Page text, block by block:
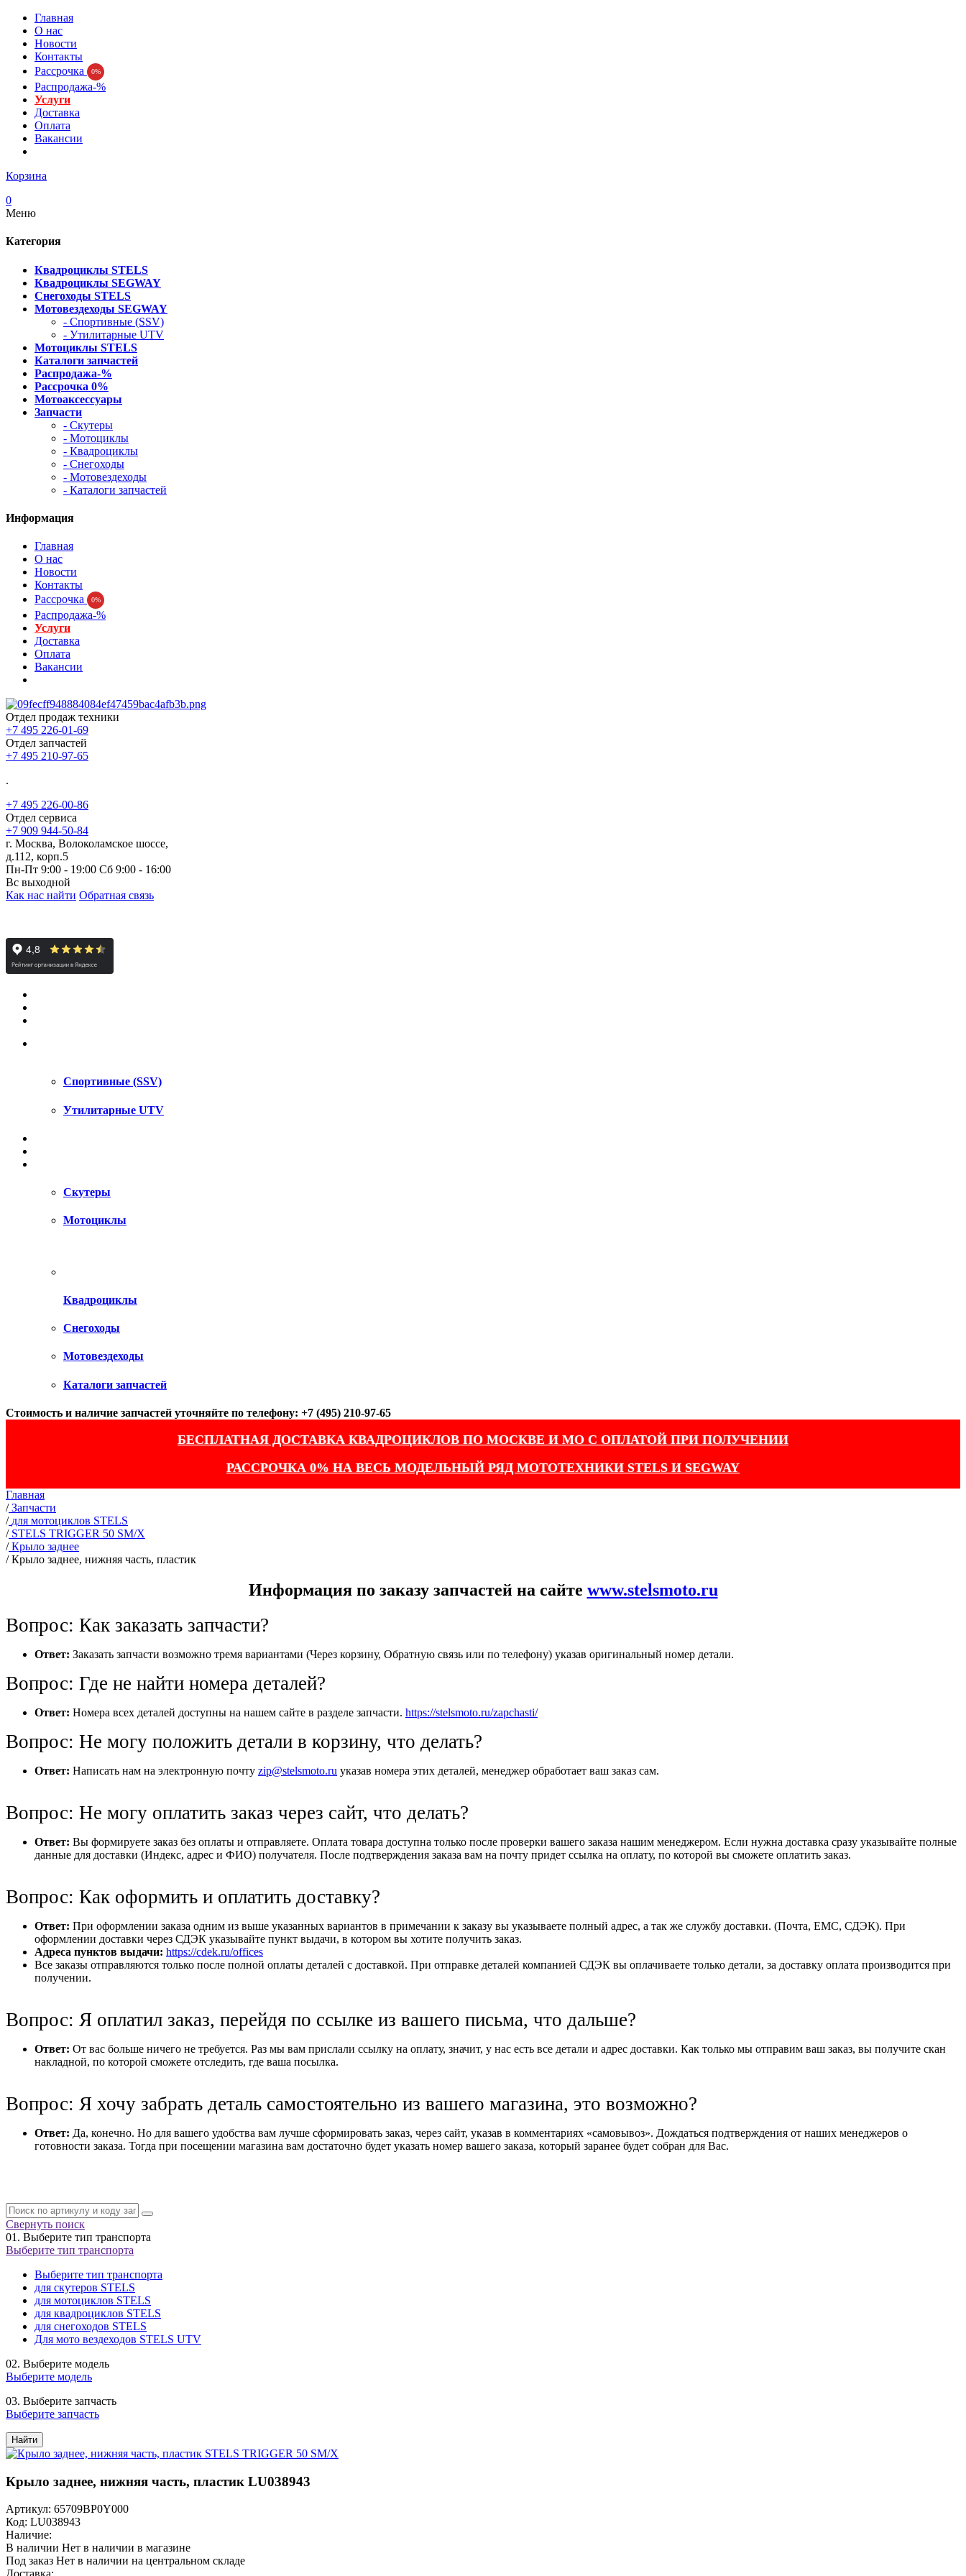
Главная
О нас
Новости
Контакты
Рассрочка
0%
Распродажа-%
Услуги
Доставка
Оплата
Вакансии
Корзина
0
Меню
Категория
Квадроциклы STELS
Квадроциклы SEGWAY
Снегоходы STELS
Мотовездеходы SEGWAY
- Спортивные (SSV)
- Утилитарные UTV
Мотоциклы STELS
Каталоги запчастей
Распродажа-%
Рассрочка 0%
Мотоаксессуары
Запчасти
- Скутеры
- Мотоциклы
- Квадроциклы
- Снегоходы
- Мотовездеходы
- Каталоги запчастей
Информация
Главная
О нас
Новости
Контакты
Рассрочка
0%
Распродажа-%
Услуги
Доставка
Оплата
Вакансии
Отдел продаж техники
+7 495 226-01-69
Отдел запчастей
+7 495 210-97-65
.
+7 495 226-00-86
Отдел сервиса
+7 909 944-50-84
г. Москва, Волоколамское шоссе,
д.112, корп.5
Пн-Пт 9:00 - 19:00 Сб 9:00 - 16:00
Вс выходной
Как нас найти Обратная связь
Спортивные (SSV)
Утилитарные UTV
Скутеры
Мотоциклы
Квадроциклы
Снегоходы
Мотовездеходы
Каталоги запчастей
Стоимость и наличие запчастей уточняйте по телефону: +7 (495) 210-97-65
БЕСПЛАТНАЯ ДОСТАВКА КВАДРОЦИКЛОВ ПО МОСКВЕ И МО С ОПЛАТОЙ ПРИ ПОЛУЧЕНИИ
РАССРОЧКА 0% НА ВЕСЬ МОДЕЛЬНЫЙ РЯД МОТОТЕХНИКИ STELS И SEGWAY
Главная
/ Запчасти
/ для мотоциклов STELS
/ STELS TRIGGER 50 SM/X
/ Крыло заднее
/Крыло заднее, нижняя часть, пластик
Информация по заказу запчастей на сайте www.stelsmoto.ru
Вопрос: Как заказать запчасти?
Ответ: Заказать запчасти возможно тремя вариантами (Через корзину, Обратную связь или по телефону) указав оригинальный номер детали.
Вопрос: Где не найти номера деталей?
Ответ: Номера всех деталей доступны на нашем сайте в разделе запчасти. https://stelsmoto.ru/zapchasti/
Вопрос: Не могу положить детали в корзину, что делать?
Ответ: Написать нам на электронную почту zip@stelsmoto.ru указав номера этих деталей, менеджер обработает ваш заказ сам.
Вопрос: Не могу оплатить заказ через сайт, что делать?
Ответ: Вы формируете заказ без оплаты и отправляете. Оплата товара доступна только после проверки вашего заказа нашим менеджером. Если нужна доставка сразу указывайте полные
данные для доставки (Индекс, адрес и ФИО) получателя. После подтверждения заказа вам на почту придет ссылка на оплату, по которой вы сможете оплатить заказ.
Вопрос: Как оформить и оплатить доставку?
Ответ: При оформлении заказа одним из выше указанных вариантов в примечании к заказу вы указываете полный адрес, а так же службу доставки. (Почта, ЕМС, СДЭК). При
оформлении доставки через СДЭК указывайте пункт выдачи, в котором вы хотите получить заказ.
Адреса пунктов выдачи: https://cdek.ru/offices
Все заказы отправляются только после полной оплаты деталей с доставкой. При отправке деталей компанией СДЭК вы оплачиваете только детали, за доставку оплата производится при
получении.
Вопрос: Я оплатил заказ, перейдя по ссылке из вашего письма, что дальше?
Ответ: От вас больше ничего не требуется. Раз мы вам прислали ссылку на оплату, значит, у нас есть все детали и адрес доставки. Как только мы отправим ваш заказ, вы получите скан
накладной, по которой сможете отследить, где ваша посылка.
Вопрос: Я хочу забрать деталь самостоятельно из вашего магазина, это возможно?
Ответ: Да, конечно. Но для вашего удобства вам лучше сформировать заказ, через сайт, указав в комментариях «самовывоз». Дождаться подтверждения от наших менеджеров о
готовности заказа. Тогда при посещении магазина вам достаточно будет указать номер вашего заказа, который заранее будет собран для Вас.
Свернуть поиск
01. Выберите тип транспорта
Выберите тип транспорта
Выберите тип транспорта
для скутеров STELS
для мотоциклов STELS
для квадроциклов STELS
для снегоходов STELS
Для мото вездеходов STELS UTV
02. Выберите модель
Выберите модель
03. Выберите запчасть
Выберите запчасть
Найти
Крыло заднее, нижняя часть, пластик LU038943
Артикул: 65709BP0Y000
Код: LU038943
Наличие:
В наличии Нет в наличии в магазине
Под заказ Нет в наличии на центральном складе